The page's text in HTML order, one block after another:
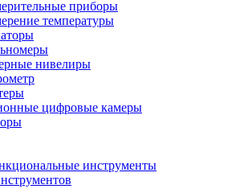
приборы
температуры
нивелиры
цифровые камеры
инструменты